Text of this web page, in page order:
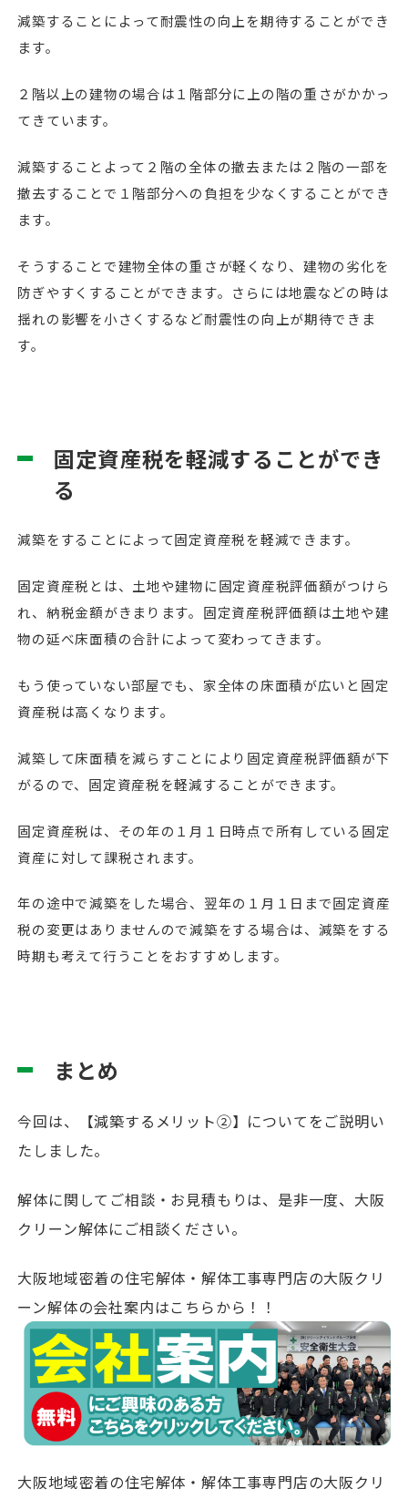
減築することによって耐震性の向上を期待することができ
ます。
２階以上の建物の場合は１階部分に上の階の重さがかかっ
てきています。
減築することよって２階の全体の撤去または２階の一部を
撤去することで１階部分への負担を少なくすることができ
ます。
そうすることで建物全体の重さが軽くなり、建物の劣化を
防ぎやすくすることができます。さらには地震などの時は
揺れの影響を小さくするなど耐震性の向上が期待できま
す。
固定資産税を軽減することができ
る
減築をすることによって固定資産税を軽減できます。
固定資産税とは、土地や建物に固定資産税評価額がつけら
れ、納税金額がきまります。固定資産税評価額は土地や建
物の延べ床面積の合計によって変わってきます。
もう使っていない部屋でも、家全体の床面積が広いと固定
資産税は高くなります。
減築して床面積を減らすことにより固定資産税評価額が下
がるので、固定資産税を軽減することができます。
固定資産税は、その年の１月１日時点で所有している固定
資産に対して課税されます。
年の途中で減築をした場合、翌年の１月１日まで固定資産
税の変更はありませんので減築をする場合は、減築をする
時期も考えて行うことをおすすめします。
まとめ
今回は、【減築するメリット②】についてをご説明い
たしました。
解体に関してご相談・お見積もりは、是非一度、大阪
クリーン解体にご相談ください。
大阪地域密着の住宅解体・解体工事専門店の大阪クリ
ーン解体の会社案内はこちらから！！
大阪地域密着の住宅解体・解体工事専門店の大阪クリ